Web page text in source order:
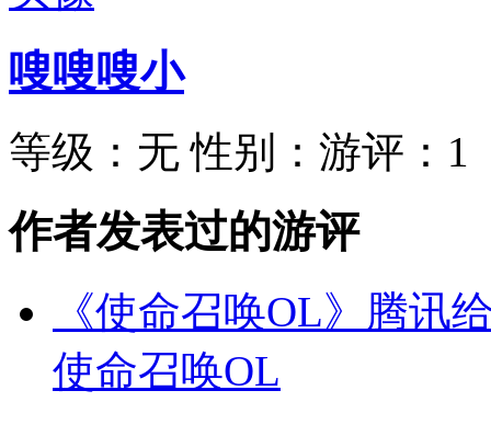
嗖嗖嗖小
等级： 无 性别： 游评： 1
作者发表过的游评
《使命召唤OL》腾讯
使命召唤OL